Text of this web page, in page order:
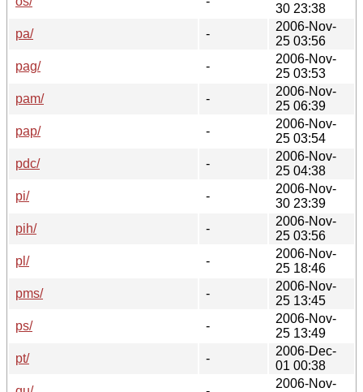
30 23:38
pa/
-
2006-Nov-
25 03:56
pag/
-
2006-Nov-
25 03:53
pam/
-
2006-Nov-
25 06:39
pap/
-
2006-Nov-
25 03:54
pdc/
-
2006-Nov-
25 04:38
pi/
-
2006-Nov-
30 23:39
pih/
-
2006-Nov-
25 03:56
pl/
-
2006-Nov-
25 18:46
pms/
-
2006-Nov-
25 13:45
ps/
-
2006-Nov-
25 13:49
pt/
-
2006-Dec-
01 00:38
2006-Nov-